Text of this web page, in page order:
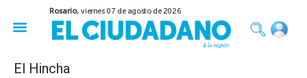
Rosario,viernes 07 de agosto de 2026
El Hincha